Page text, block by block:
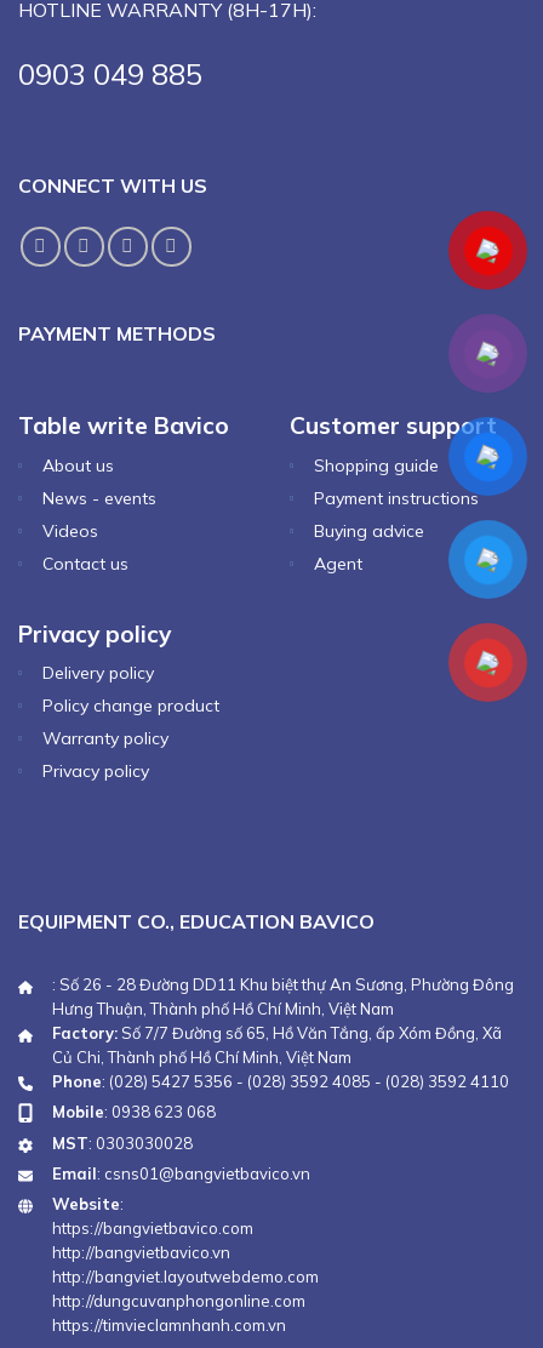
HOTLINE WARRANTY (8H-17H):
0903 049 885
CONNECT WITH US
PAYMENT METHODS
Table write Bavico
About us
News - events
Videos
Contact us
Customer support
Shopping guide
Payment instructions
Buying advice
Agent
Privacy policy
Delivery policy
Policy change product
Warranty policy
Privacy policy
EQUIPMENT CO., EDUCATION BAVICO
: Số 26 - 28 Đường DD11 Khu biệt thự An Sương, Phường Đông
Hưng Thuận, Thành phố Hồ Chí Minh, Việt Nam
Factory: Số 7/7 Đường số 65, Hồ Văn Tắng, ấp Xóm Đồng, Xã
Củ Chi, Thành phố Hồ Chí Minh, Việt Nam
Phone: (028) 5427 5356 - (028) 3592 4085 - (028) 3592 4110
Mobile: 0938 623 068
MST: 0303030028
Email: csns01@bangvietbavico.vn
Website:
https://bangvietbavico.com
http://bangvietbavico.vn
http://bangviet.layoutwebdemo.com
http://dungcuvanphongonline.com
https://timvieclamnhanh.com.vn